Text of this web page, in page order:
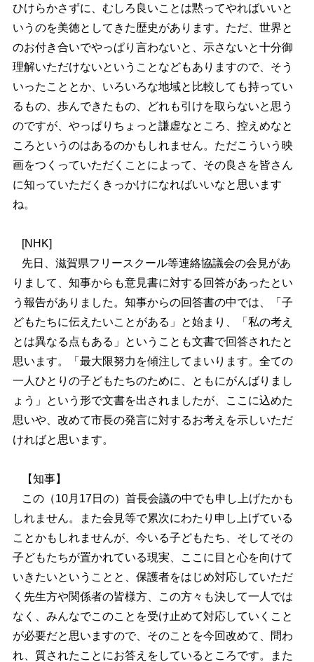
ひけらかさずに、むしろ良いことは黙ってやればいいと
いうのを美徳としてきた歴史があります。ただ、世界と
のお付き合いでやっぱり言わないと、示さないと十分御
理解いただけないということなどもありますので、そう
いったこととか、いろいろな地域と比較しても持ってい
るもの、歩んできたもの、どれも引けを取らないと思う
のですが、やっぱりちょっと謙虚なところ、控えめなと
ころというのはあるのかもしれません。ただこういう映
画をつくっていただくことによって、その良さを皆さん
に知っていただくきっかけになればいいなと思います
ね。
[NHK]
先日、滋賀県フリースクール等連絡協議会の会見があ
りまして、知事からも意見書に対する回答があったとい
う報告がありました。知事からの回答書の中では、「子
どもたちに伝えたいことがある」と始まり、「私の考え
とは異なる点もある」ということも文書で回答されたと
思います。「最大限努力を傾注してまいります。全ての
一人ひとりの子どもたちのために、ともにがんばりまし
ょう」という形で文書を出されましたが、ここに込めた
思いや、改めて市長の発言に対するお考えを示しいただ
ければと思います。
【知事】
この（10月17日の）首長会議の中でも申し上げたかも
しれません。また会見等で累次にわたり申し上げている
ことかもしれませんが、今いる子どもたち、そしてその
子どもたちが置かれている現実、ここに目と心を向けて
いきたいということと、保護者をはじめ対応していただ
く先生方や関係者の皆様方、この方々も決して一人では
なく、みんなでこのことを受け止めて対応していくこと
が必要だと思いますので、そのことを今回改めて、問わ
れ、質されたことにお答えをしているところです。また